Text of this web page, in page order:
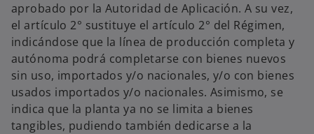
aprobado por la Autoridad de Aplicación. A su vez,
el artículo 2° sustituye el artículo 2° del Régimen,
indicándose que la línea de producción completa y
autónoma podrá completarse con bienes nuevos
sin uso, importados y/o nacionales, y/o con bienes
usados importados y/o nacionales. Asimismo, se
indica que la planta ya no se limita a bienes
tangibles, pudiendo también dedicarse a la